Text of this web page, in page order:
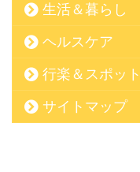
生活＆暮らし
ヘルスケア
行楽＆スポット
サイトマップ